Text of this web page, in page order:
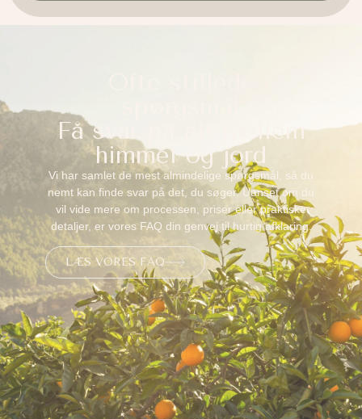
Få svar på alt mellem
himmel og jord
Vi har samlet de mest almindelige spørgsmål, så du
nemt kan finde svar på det, du søger. Uanset om du
vil vide mere om processen, priser eller praktiske
detaljer, er vores FAQ din genvej til hurtig afklaring.
LÆS VORES FAQ